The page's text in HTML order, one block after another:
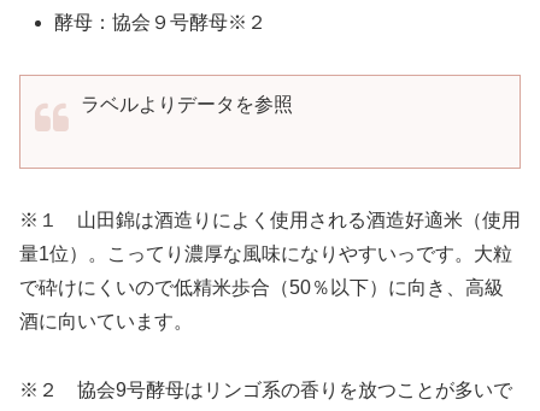
酵母：協会９号酵母※２
ラベルよりデータを参照
※１ 山田錦は酒造りによく使用される酒造好適米（使用
量1位）。こってり濃厚な風味になりやすいっです。大粒
で砕けにくいので低精米歩合（50％以下）に向き、高級
酒に向いています。
※２ 協会9号酵母はリンゴ系の香りを放つことが多いで